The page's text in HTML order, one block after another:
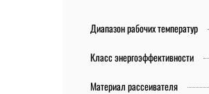
Диапазон рабочих температур
Класс энергоэффективности
Материал рассеивателя